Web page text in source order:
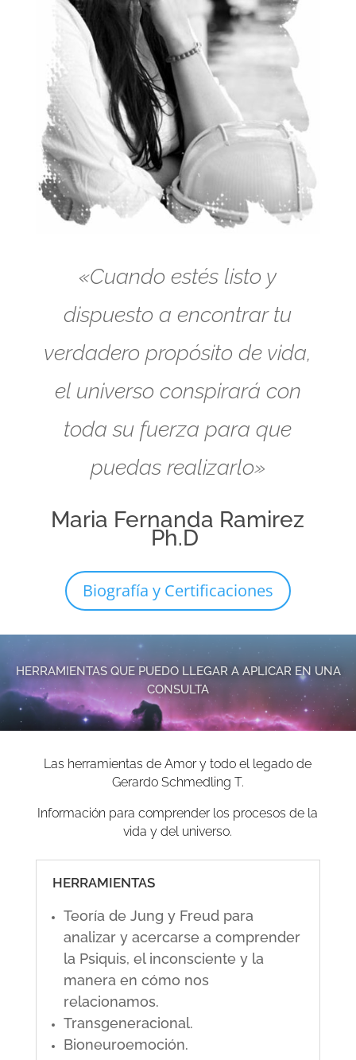
«Cuando estés listo y
dispuesto a encontrar tu
verdadero propósito de vida,
el universo conspirará con
toda su fuerza para que
puedas realizarlo»
Maria Fernanda Ramirez
Ph.D
Biografía y Certificaciones
HERRAMIENTAS QUE PUEDO LLEGAR A APLICAR EN UNA
CONSULTA
Las herramientas de Amor y todo el legado de
Gerardo Schmedling T.
Información para comprender los procesos de la
vida y del universo.
HERRAMIENTAS
Teoría de Jung y Freud para
analizar y acercarse a comprender
la Psiquis, el inconsciente y la
manera en cómo nos
relacionamos.
Transgeneracional.
Bioneuroemoción.